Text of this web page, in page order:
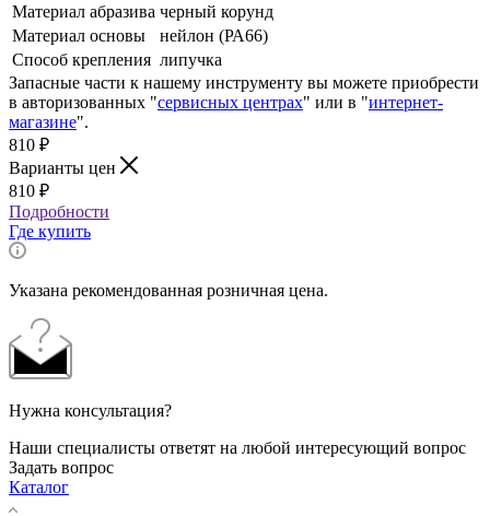
Материал абразива черный корунд
Материал основы
нейлон (РА66)
Способ крепления липучка
Запасные части к нашему инструменту вы можете приобрести
в авторизованных "сервисных центрах" или в "интернет-
магазине".
810 ₽
Варианты цен
810 ₽
Подробности
Где купить
Указана рекомендованная розничная цена.
Нужна консультация?
Наши специалисты ответят на любой интересующий вопрос
Задать вопрос
Каталог